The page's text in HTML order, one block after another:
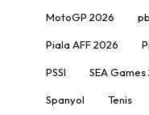
MotoGP 2026
Piala AFF 2026
PSSI SEA Games
Spanyol Tenis